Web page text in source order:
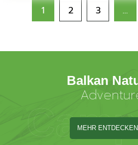
1 2 3 …
Balkan
MEHR ENTDECKEN